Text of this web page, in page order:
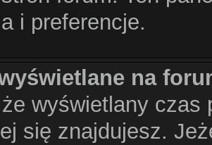
i preferencje.
na
wyświetlany
się znajdujesz.